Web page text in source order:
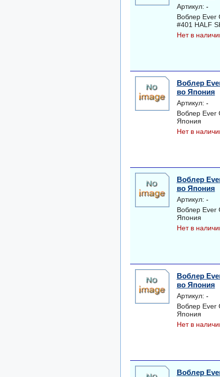
Артикул: -
Воблер Ever
#401 HALF
Нет в
Воблер
во Япония
Артикул: -
Воблер Ever
Япония
Нет в
Воблер
во Япония
Артикул: -
Воблер Ever
Япония
Нет в
Воблер
во Япония
Артикул: -
Воблер Ever
Япония
Нет в
Воблер